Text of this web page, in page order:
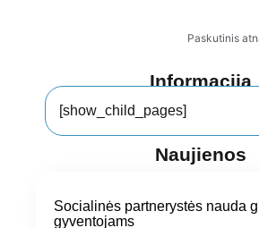
Paskutinis
Informacija
[show_child_pages]
Naujienos
Socialinės partnerystės nauda
gyventojams